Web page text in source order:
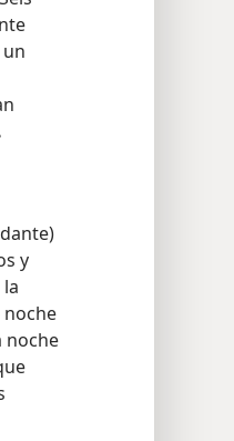
y
la
noche